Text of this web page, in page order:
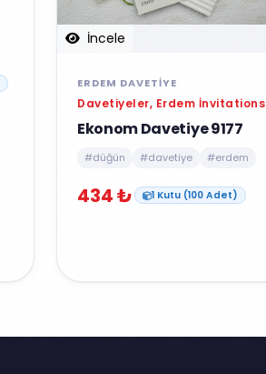
İncele
ERDEM DAVETIYE
Davetiyeler, Erdem İnvitations
Ekonom Davetiye 9177
#düğün #davetiye #erdem
434 ₺ 1 Kutu (100 Adet)